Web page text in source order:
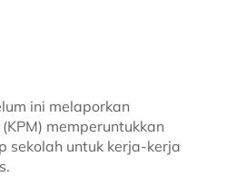
ini melaporkan
memperuntukkan
sekolah untuk kerja-kerja